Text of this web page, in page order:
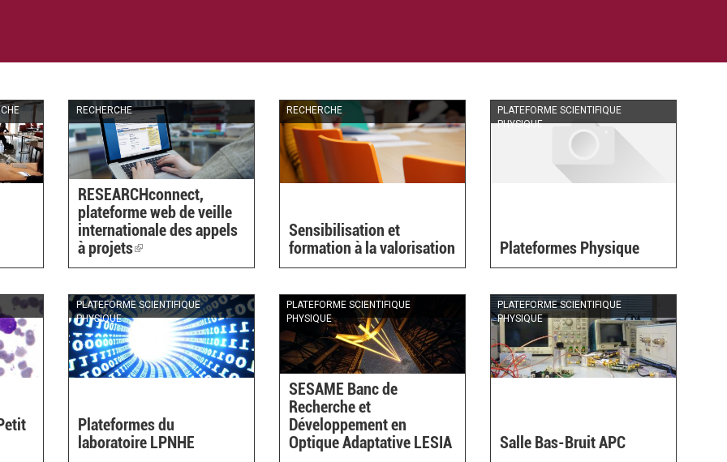
RECHERCHE
RESEARCHconnect,
plateforme web de veille
internationale des appels
à projets(link
is
RECHERCHE
Sensibilisation et
formation à la valorisation
PLATEFORME SCIENTIFIQUE
PHYSIQUE
Plateformes Physique
PLATEFORME SCIENTIFIQUE
PHYSIQUE
Plateformes du
laboratoire LPNHE
PLATEFORME SCIENTIFIQUE
PHYSIQUE
SESAME Banc de
Recherche et
Développement en
Optique Adaptative LESIA
PLATEFORME SCIENTIFIQUE
PHYSIQUE
Salle Bas-Bruit APC